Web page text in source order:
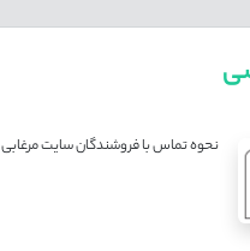
نحوه تماس با فروشندگان سایت مرغابی